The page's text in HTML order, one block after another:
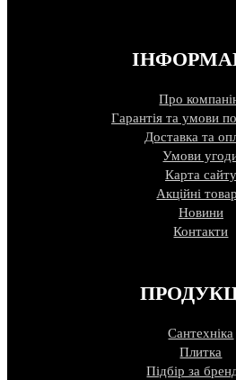
Про
Гарантія та умови
Доставка та
Умови
Карта сайту
Акційні
Новини
Контакти
Сантехніка
Плитка
Підбір за